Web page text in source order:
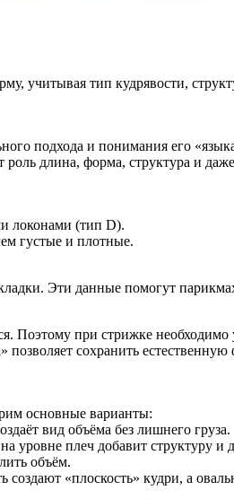
учитывая тип кудрявости,
подхода и понимания его
длина, форма, структура и
локонами (тип D).
густые и плотные.
Эти данные помогут
Поэтому при стрижке
сохранить
основные варианты:
вид объёма без лишнего груза.
уровне плеч добавит структуру и
объём.
«плоскость» кудри, а